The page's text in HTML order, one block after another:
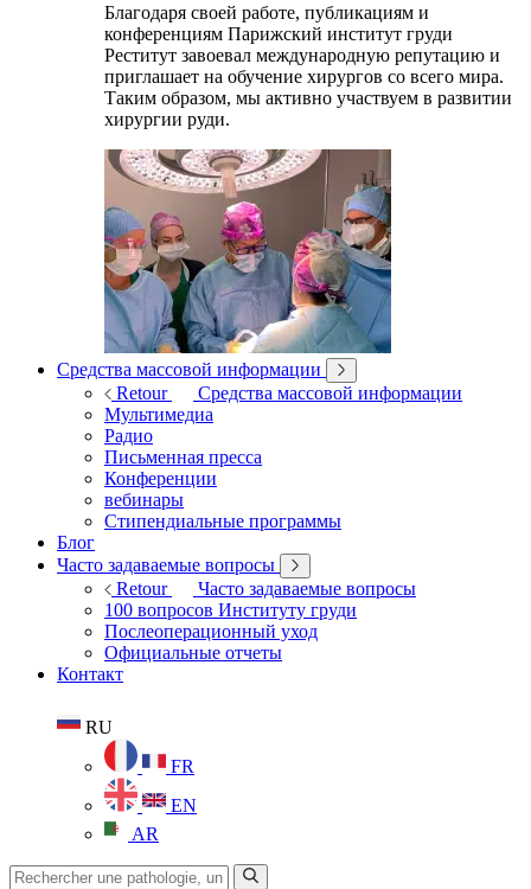
Благодаря своей работе, публикациям и
конференциям Парижский институт груди
Реститут завоевал международную репутацию и
приглашает на обучение хирургов со всего мира.
Таким образом, мы активно участвуем в развитии
хирургии руди.
Средства массовой информации
Retour
Средства массовой информации
Мультимедиа
Радио
Письменная пресса
Конференции
вебинары
Стипендиальные программы
Блог
Часто задаваемые вопросы
Retour
Часто задаваемые вопросы
100 вопросов Институту груди
Послеоперационный уход
Официальные отчеты
Контакт
RU
FR
EN
AR